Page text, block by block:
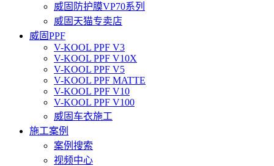
威固防护膜VP70系列
威固天猫专卖店
威固PPF
V-KOOL PPF V3
V-KOOL PPF V10X
V-KOOL PPF V5
V-KOOL PPF MATTE
V-KOOL PPF V10
V-KOOL PPF V100
威固车衣施工
施工案例
案例搜索
视频中心